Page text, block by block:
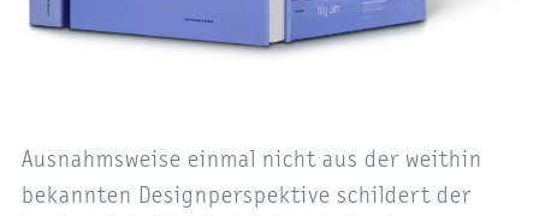
Ausnahmsweise einmal nicht aus der weithin
bekannten Designperspektive schildert der